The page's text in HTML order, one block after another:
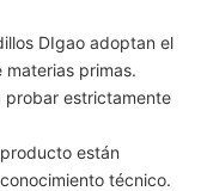
DIgao adoptan el
primas.
probar estrictamente
están
técnico.